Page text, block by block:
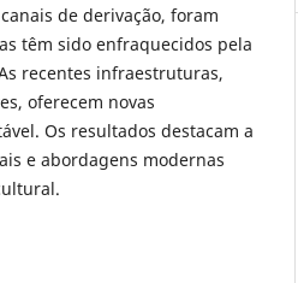
de derivação, foram
têm sido enfraquecidos pela
recentes infraestruturas,
oferecem novas
Os resultados destacam a
e abordagens modernas